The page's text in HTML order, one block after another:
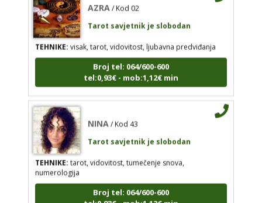
TEHNIKE:visak, tarot, vidovitost, ljubavna
predviđanja
Broj tel: 064/600-600
tel:0,93€ - mob:1,12€ min
Tarot savjetnik je slobodan
TEHNIKE:tarot, vidovitost, tumečenje snova,
numerologija
tel:0,93€ - mob:1,12€ min
Tarot savjetnik je slobodan
TEHNIKE:visak, tarot, vidovitost, ljubavna predviđanja
Broj tel: 064/600-600
tel:0,93€ - mob:1,12€ min
NINA
Tarot savjetnik je slobodan
TEHNIKE:tarot, vidovitost, tumečenje snova,
numerologija
tel:0,93€ - mob:1,12€ min